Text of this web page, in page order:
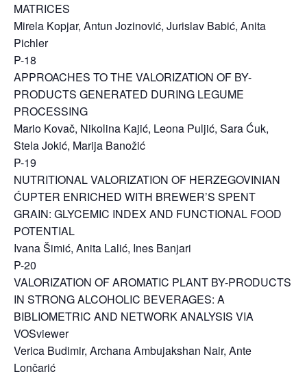
MATRICES
Mirela Kopjar, Antun Jozinović, Jurislav Babić, Anita
Pichler
P-18
APPROACHES TO THE VALORIZATION OF BY-
PRODUCTS GENERATED DURING LEGUME
PROCESSING
Mario Kovač, Nikolina Kajić, Leona Puljić, Sara Ćuk,
Stela Jokić, Marija Banožić
P-19
NUTRITIONAL VALORIZATION OF HERZEGOVINIAN
ĆUPTER ENRICHED WITH BREWER’S SPENT
GRAIN: GLYCEMIC INDEX AND FUNCTIONAL FOOD
POTENTIAL
Ivana Šimić, Anita Lalić, Ines Banjari
P-20
VALORIZATION OF AROMATIC PLANT BY-PRODUCTS
IN STRONG ALCOHOLIC BEVERAGES: A
BIBLIOMETRIC AND NETWORK ANALYSIS VIA
VOSviewer
Verica Budimir, Archana Ambujakshan Nair, Ante
Lončarić